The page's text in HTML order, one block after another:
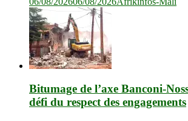
Bitumage de l’axe Banconi-
défi du respect des engagements